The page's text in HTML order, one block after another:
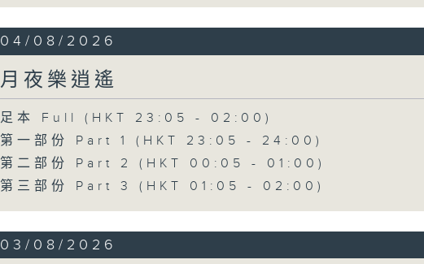
04/08/2026
月夜樂逍遙
足本 Full (HKT 23:05 - 02:00)
第一部份 Part 1 (HKT 23:05 - 24:00)
第二部份 Part 2 (HKT 00:05 - 01:00)
第三部份 Part 3 (HKT 01:05 - 02:00)
03/08/2026